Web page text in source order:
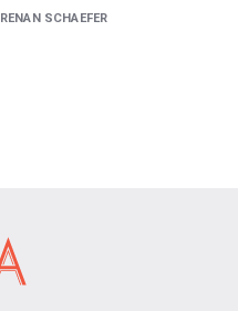
RENAN SCHAEFER